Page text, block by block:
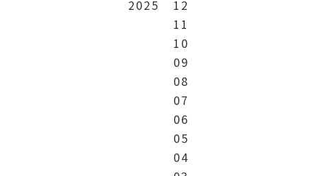
2025
12
11
10
09
08
07
06
05
04